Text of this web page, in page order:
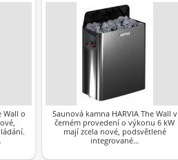
Wall o
Saunová kamna HARVIA The Wall v
černém provedení o výkonu 6 kW
mají zcela nové, podsvětlené
integrované…